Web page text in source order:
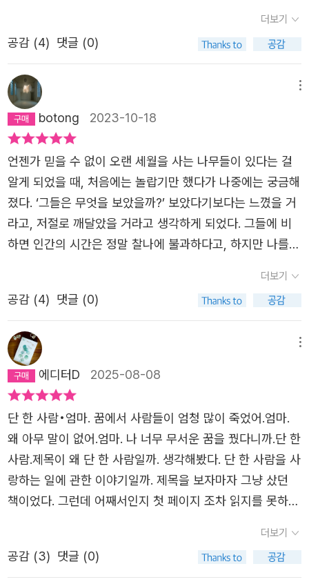
그 사람이 어떻게 살고 있는지 궁금했다. 자신이 구한 단 한
사람. 그들은 목화의 존재를 모르지만. 그리고 목하는 그 일
을 중개라고 부르고 단 한 사람을 구하는 일을 받아들인다.
다행인 건 목화 곁을 지키는 목수가 있었다. 소환되어 사람
을 구하는 동안 목수는 목화 곁을 지킨다. 중개하면서 가장
많이 듣는 말이 뭔지 알아? 목수는 짐작하여 대답했다. 글쎄,
살려달라는 말? 목화는 천천히 고개를 저으며 대답했다. 사
랑한다는 말. 그날 목수는 그 말을 기록했다. (104쪽)영원한
건 오늘뿐이야. 세상은 언제나 지금으로 가득해. (148쪽)죽
음의 순간을 맞이하는 모두가 가장 먼저 떠올리는 누군가.
예외 없이 그를 향해 하는 말, 사랑한다는 말. 작가가 나무를
통해 전하고 싶었건 바로 그것인지도 모른다. 수많은 죽음
가운데 단 한 사람만 구할 수 있는 능력, 대를 이어진 숙명.
목화 같은 사람이 어딘가 존재하는 건 아닐까. 어쩌면 우리
할 수 있다면, 서로가 서로를 구할 수 있으니까. 놓치는 일은
절대도 없을 테니까. 오직 사람만이 다른 생명을 위해 기도
한다. 신을 필요로 한다. 기적을 바란다. 먼저 떠난 존재가 너
무 그리워 죽음 이후를 상상하고 이야기를 만들어낸다. (20
8쪽)아름다운 소설이 전쟁 같은 삶을 살아가는 우리를 위로
한다. 상처, 비관, 슬픔, 상실, 죽음의 소용돌이에서 하루하
루 버티며 살아가는 우리를 가만히 지켜보며 전부를 내어주
는 나무처럼. 어쩌면 나는 목화 같은 존재가 살려낸 단 한 사
람일지도 모르니까. 살아있음에 대해 감사하고 소중한 오늘
다. 특이한 경험으로 소진되는 체력을 보충하기 위해 목화는
자신의 나름의 방식으로 휴식과 일을 병행하게 된다. 쌍둥이
목수가 목화의 중개라는 기이한 일이 끝나면 기억나는 일들
을 기록하기 시작한다. 믿어준 목수의 모습과 함께 하는 모
습들을 통해서 든든한 동행자가 되는 쌍둥이를 보게 된다. ​
목소리의 정체. ...어떤 틈과 같은 것. 꿈과 현실의 균열. 어긋
나는 지점. 미세하게 맞닿은 선. 증명할 수 없으나 존재하는
세계. 가능성으로 남아 인식 너머에 존재하는 사건... 꿈이 아
니었다. 63​투신하는 수많은 죽음들을 보면서 목소리가 들린
다. 의심하지 말고 구해. 그 목소리의 정체는 누구일까? 점차
밝혀지는 목소리의 존재를 끊임없이 질문을 거듭하면서 이
해하게 된다. 성경을 통해서, 자신이 구한 악인들을 통해서
는 단 한 사람은 어떤 의미를 가지는지도 생각하게 된다. ​죽
음은 우리 곁에 성큼 다가서 있다. 갑자기 어느 날 느닷없이
찾아온다. 이 소설을 읽는 중에도 죽음의 소식은 전해진다.
누구도 예외가 없는 죽음은 모두에게 공평하다. 죽음은 무작
위하며 고유하다고 언급한다. 무한한 삶을 영위하는 존재와
족음이 존재하는 우리들은 어떻게 살아야 하는지, 어떻게 사
랑해야 하는지도 고찰하게 한다. ​어린 시절 목화와 목수는
함께 산길을 오르다가 쓰러지는 나무에 깔리는 금화 언니를
구하고자 목화 혼자서만 마을로 향하게 된다. 사람들과 다시
찾은 장소에는 그 장소에서 금화 언니를 돌봐야 하는 목수가
나무에 깔려있고 금화는 감쪽같이 사라진다. 금화는 어디에
서도 발견되지 않는다. 그렇게 기나긴 세월이 흐르면서 목화
가 어느 날 금화를 꿈속에서 만나게 된다. 금화가 들려주는
이야기를 소중히 기억하며 배를 하나 만들어달라는 이야기
누구는 살아남고 누구는 죽을 뿐입니다. 그 선택이 의지적이
든 의지적이지 않든 또한 상황은 달라지지 않습니다.‘인간만
이 목적이나 의미를 생각하고 덫에 걸린다. 굴레에 갇힌다.
고통을 느끼고 죄책감에 빠지며 괴로워한다.‘(180쪽)✏️저는
모르겠습니다. 머리로는 이해할 수 있지만 뛰는 심장이 느닷
없이 멈출 것같은 세상입니다. 그런 세상에 내버려진 것같은
기분이 들 때면 살아있다는 사실이 고통입니다. 📚소설 <단
한 사람>은 2023년에 발표된 작품입니다. 최진영 작가의
여느 소설과는 결이 다른 작품이기도 합니다. 삶과 죽음, 그
리고 사랑을 관통하는 대부분의 작품이 지극히 현실적, 사실
적이라면 이 소설은 설화적인 색채를 띈다는 것이 다른 결이
라 할 것입니다.
좋은 부분도 많았지만 내 기준 작가의 다른 작품보다 베스트
는 분명 아닌 것 같다.
더보기
공감 (4) 댓글 (0)
botong 2023-10-18
언젠가 믿을 수 없이 오랜 세월을 사는 나무들이 있다는 걸
알게 되었을 때, 처음에는 놀랍기만 했다가 나중에는 궁금해
졌다. ‘그들은 무엇을 보았을까?’ 보았다기보다는 느꼈을 거
라고, 저절로 깨달았을 거라고 생각하게 되었다. 그들에 비
하면 인간의 시간은 정말 찰나에 불과하다고, 하지만 나를
거리네, 하는 생각도 따라붙었다. 언제부터인지 정확히 기억
할 수 없지만 마음이 고통스럽거나 슬플 때 멍하니 나무를
리는 잎사귀, 경이로운 수관기피의 풍경을 멍하니 바라보고
땅 속에서 전진하는 뿌리를 상상하곤 했다. 바람이 불면 순
하게 잎을 흔들어 바닥에 빛과 그림자를 반짝이게 하는 나무
덕분에 어떤 시간들을 무사히 보낼 수 있었다. 그저 살아 있
을 뿐인 나무 덕분에 내가 얼마나 작은 존재인지를 깨달으면
마음이 가벼워졌다. 나 말고도 그 나무를 보았을 과거와 현
재, 미래의 사람들을 떠올려 보기도 했다. 얼굴도 모르는 누
군가들과 이어져 있다는 기분이 들었다. 나무에 매달린 잎사
무’는, 내 일상의 나무들과는 무척 다르다. 하지만 완전히 다
르기만 할까? 나는 목화처럼 뒤섞인 존재가 아니라서 완전
히 이해할 수는 없지만, 그래도 아주 조금은 이해할 수 있을
더보기
공감 (4) 댓글 (0)
에디터D 2025-08-08
단 한 사람•엄마. 꿈에서 사람들이 엄청 많이 죽었어.엄마.
왜 아무 말이 없어.엄마. 나 너무 무서운 꿈을 꿨다니까.단 한
사람.제목이 왜 단 한 사람일까. 생각해봤다. 단 한 사람을 사
랑하는 일에 관한 이야기일까. 제목을 보자마자 그냥 샀던
책이었다. 그런데 어째서인지 첫 페이지 조차 읽지를 못하고
람을 구하기위해 수없이 많은 죽음을 목격해야 했던 그녀들
의 이야기, 단 한 사람을 읽었다.•금화가 보기에 엄마는 다
더보기
공감 (3) 댓글 (0)